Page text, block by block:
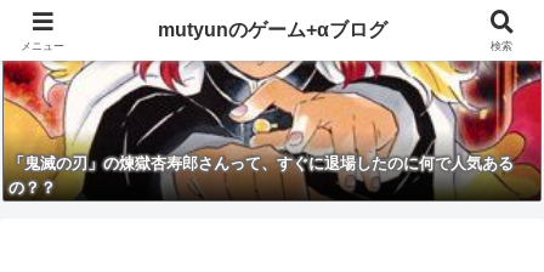
「鬼滅の刃」の煉獄杏寿郎さんって、すぐに退場したのに何で人気ある
の？？
メニュー
mutyunのゲーム+αブログ
検索